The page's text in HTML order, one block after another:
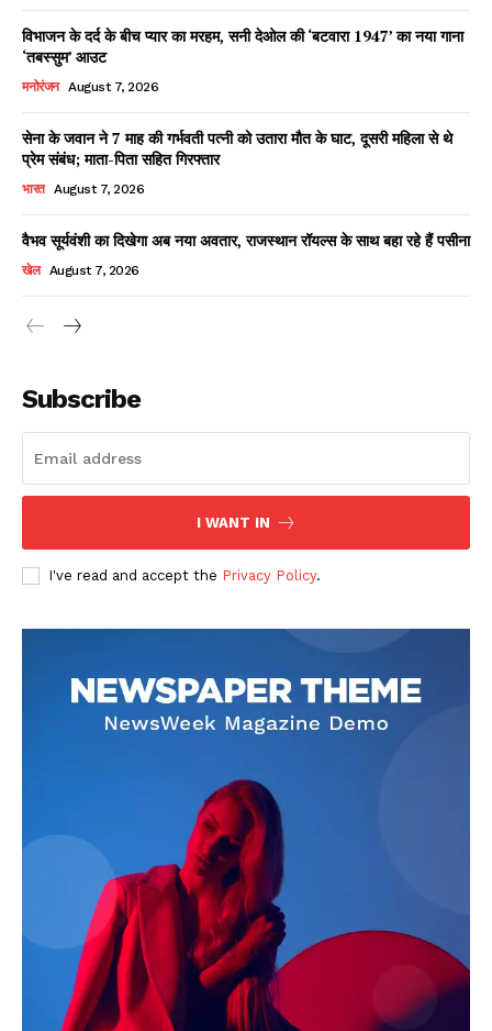
Contact us
Subscription Plans
My account
विभाजन के दर्द के बीच प्यार का मरहम, सनी देओल की ‘बटवारा 1947’ का नया गाना
‘तबस्सुम’ आउट
मनोरंजन August 7, 2026
सेना के जवान ने 7 माह की गर्भवती पत्नी को उतारा मौत के घाट, दूसरी महिला से थे
प्रेम संबंध; माता-पिता सहित गिरफ्तार
भारत August 7, 2026
वैभव सूर्यवंशी का दिखेगा अब नया अवतार, राजस्थान रॉयल्स के साथ बहा रहे हैं पसीना
खेल August 7, 2026
Subscribe
I WANT IN
I've read and accept the Privacy Policy.